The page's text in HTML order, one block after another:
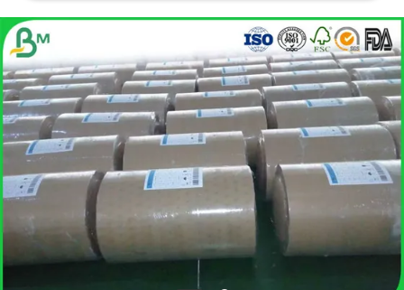
NOUVELLES
LES
AFFAIRES
PLAN
DU
SITE